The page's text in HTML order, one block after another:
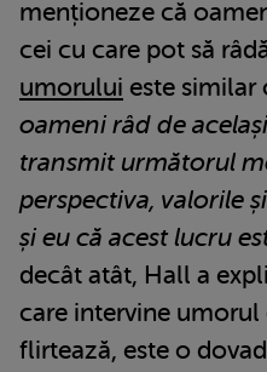
menționeze că
cei cu care pot să
umorului este similar
oameni râd de
transmit următorul
perspectiva, valorile
și eu că acest lucru
decât atât, Hall a
care intervine
flirtează, este o